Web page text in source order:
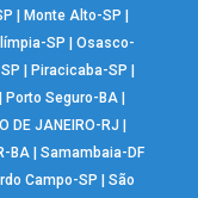
Monte Alto-SP
SP |Osasco-
Piracicaba-SP
Porto Seguro-BA
DE JANEIRO-RJ
BA| Samambaia-DF
Campo-SP |São